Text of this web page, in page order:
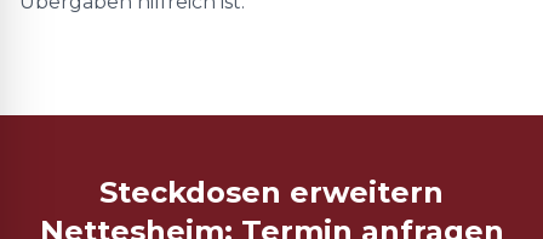
Steckdosen erweitern
Nettesheim: Termin anfragen